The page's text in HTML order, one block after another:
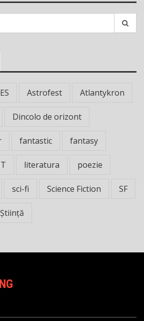
Astrofest Atlantykron
Dincolo de orizont
fantastic fantasy
literatura poezie
sci-fi Science Fiction SF
Știință